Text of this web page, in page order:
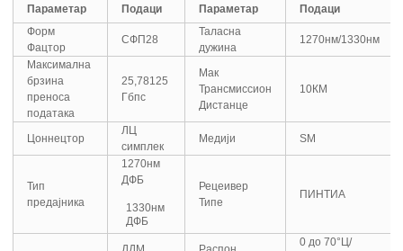
Параметар Подаци Параметар
Подаци
Форм
Фацтор
СФП28
Таласна
дужина
1270нм/1330нм
Максимална
брзина
преноса
података
25,78125
Гбпс
Мак
Трансмиссион
Дистанце
10КМ
Цоннецтор
ЛЦ
симплек
Медији SM
Тип
предајника
1270нм
ДФБ
1330нм
ДФБ
Рецеивер
Типе
ПИНТИА
0 до 70°Ц/